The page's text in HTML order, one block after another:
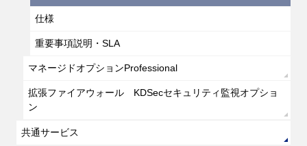
仕様
重要事項説明・SLA
マネージドオプションProfessional
拡張ファイアウォール KDSecセキュリティ監視オプショ
ン
共通サービス